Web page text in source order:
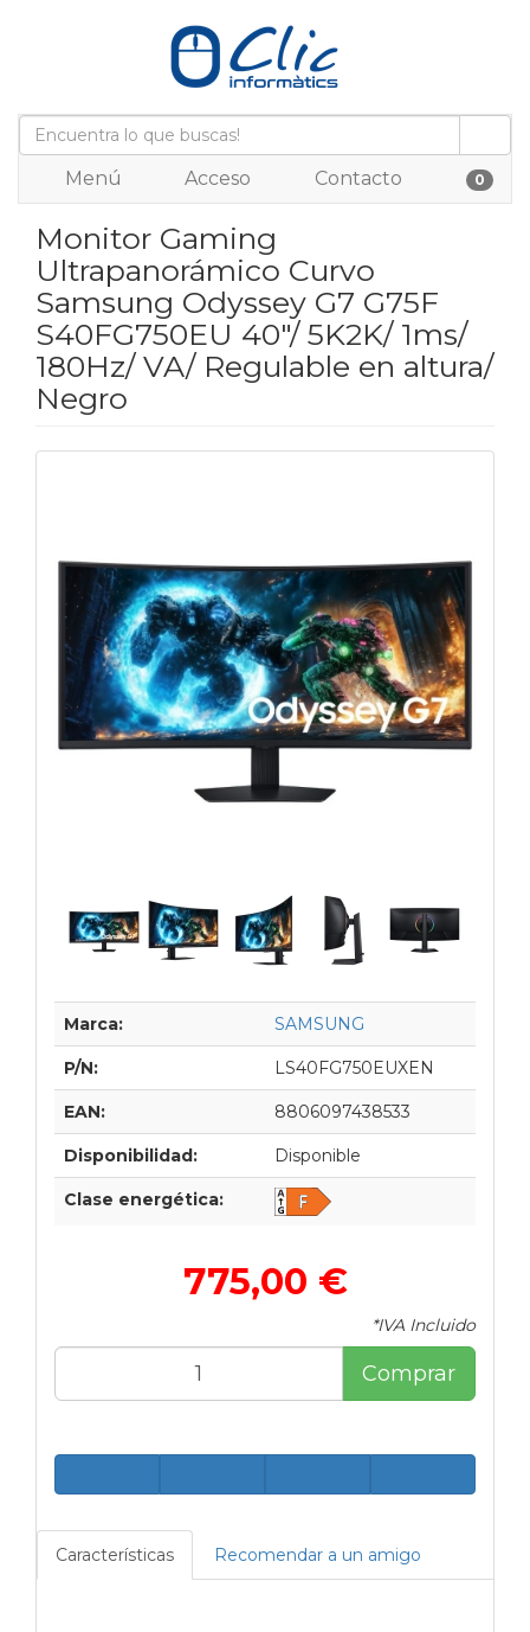
Menú Acceso Contacto 0
Monitor Gaming
Ultrapanorámico Curvo
Samsung Odyssey G7 G75F
S40FG750EU 40"/ 5K2K/ 1ms/
180Hz/ VA/ Regulable en altura/
Negro
Marca: SAMSUNG
P/N: LS40FG750EUXEN
EAN: 8806097438533
Disponibilidad: Disponible
Clase energética:
775,00 €
*IVA Incluido
Comprar
Características Recomendar a un amigo